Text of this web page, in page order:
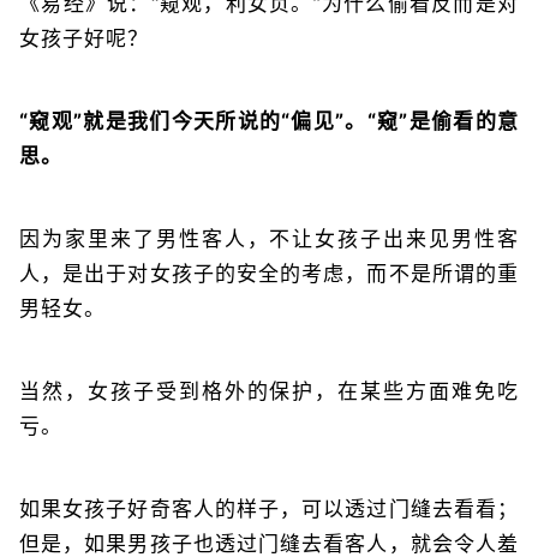
女孩子好呢？
“窥观”就是我们今天所说的“偏见”。“窥”是偷看的意
思。
因为家里来了男性客人，不让女孩子出来见男性客
人，是出于对女孩子的安全的考虑，而不是所谓的重
男轻女。
当然，女孩子受到格外的保护，在某些方面难免吃
亏。
如果女孩子好奇客人的样子，可以透过门缝去看看；
但是，如果男孩子也透过门缝去看客人，就会令人羞